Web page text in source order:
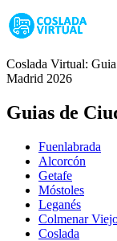
Coslada Virtual:
Madrid 2026
Guias de
Fuenlabrada
Alcorcón
Getafe
Móstoles
Leganés
Colmenar
Coslada